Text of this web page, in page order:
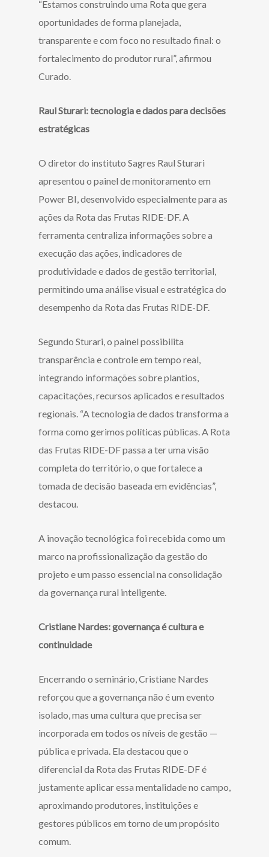
“Estamos construindo uma Rota que gera
oportunidades de forma planejada,
transparente e com foco no resultado final: o
fortalecimento do produtor rural”, afirmou
Curado.
Raul Sturari: tecnologia e dados para decisões
estratégicas
O diretor do instituto Sagres Raul Sturari
apresentou o painel de monitoramento em
Power BI, desenvolvido especialmente para as
ações da Rota das Frutas RIDE-DF. A
ferramenta centraliza informações sobre a
execução das ações, indicadores de
produtividade e dados de gestão territorial,
permitindo uma análise visual e estratégica do
desempenho da Rota das Frutas RIDE-DF.
Segundo Sturari, o painel possibilita
transparência e controle em tempo real,
integrando informações sobre plantios,
capacitações, recursos aplicados e resultados
regionais. “A tecnologia de dados transforma a
forma como gerimos políticas públicas. A Rota
das Frutas RIDE-DF passa a ter uma visão
completa do território, o que fortalece a
tomada de decisão baseada em evidências”,
destacou.
A inovação tecnológica foi recebida como um
marco na profissionalização da gestão do
projeto e um passo essencial na consolidação
da governança rural inteligente.
Cristiane Nardes: governança é cultura e
continuidade
Encerrando o seminário, Cristiane Nardes
reforçou que a governança não é um evento
isolado, mas uma cultura que precisa ser
incorporada em todos os níveis de gestão —
pública e privada. Ela destacou que o
diferencial da Rota das Frutas RIDE-DF é
justamente aplicar essa mentalidade no campo,
aproximando produtores, instituições e
gestores públicos em torno de um propósito
comum.